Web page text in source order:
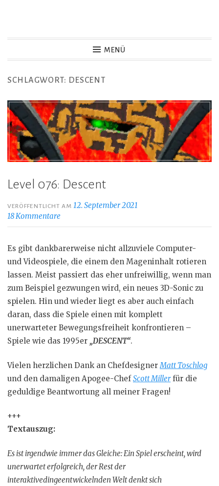
Game Not Over
MENÜ
SCHLAGWORT: DESCENT
Level 076: Descent
VERÖFFENTLICHT AM12. September 2021
18 Kommentare
Es gibt dankbarerweise nicht allzuviele Computer-
und Videospiele, die einem den Mageninhalt rotieren
lassen. Meist passiert das eher unfreiwillig, wenn man
zum Beispiel gezwungen wird, ein neues 3D-Sonic zu
spielen. Hin und wieder liegt es aber auch einfach
daran, dass die Spiele einen mit komplett
unerwarteter Bewegungsfreiheit konfrontieren –
Spiele wie das 1995er „DESCENT“.
Vielen herzlichen Dank an Chefdesigner Matt Toschlog
und den damaligen Apogee-ChefScott Millerfür die
geduldige Beantwortung all meiner Fragen!
+++
Textauszug:
Es ist irgendwie immer das Gleiche: Ein Spiel erscheint, wird
unerwartet erfolgreich, der Rest der
interaktivedingeentwickelnden Welt denkt sich